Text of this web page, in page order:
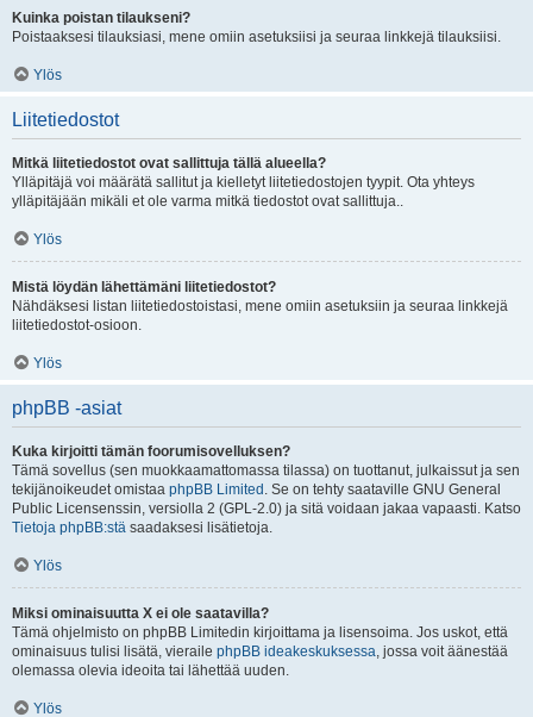
Kuinka poistan tilaukseni?
Poistaaksesi tilauksiasi, mene omiin asetuksiisi ja seuraa linkkejä tilauksiisi.
Ylös
Liitetiedostot
Mitkä liitetiedostot ovat sallittuja tällä alueella?
Ylläpitäjä voi määrätä sallitut ja kielletyt liitetiedostojen tyypit. Ota yhteys
ylläpitäjään mikäli et ole varma mitkä tiedostot ovat sallittuja..
Ylös
Mistä löydän lähettämäni liitetiedostot?
Nähdäksesi listan liitetiedostoistasi, mene omiin asetuksiin ja seuraa linkkejä
liitetiedostot-osioon.
Ylös
phpBB -asiat
Kuka kirjoitti tämän foorumisovelluksen?
Tämä sovellus (sen muokkaamattomassa tilassa) on tuottanut, julkaissut ja sen
tekijänoikeudet omistaa phpBB Limited . Se on tehty saataville GNU General
Public Licensenssin, versiolla 2 (GPL-2.0) ja sitä voidaan jakaa vapaasti. Katso
Tietoja phpBB:stä saadaksesi lisätietoja.
Ylös
Miksi ominaisuutta X ei ole saatavilla?
Tämä ohjelmisto on phpBB Limitedin kirjoittama ja lisensoima. Jos uskot, että
ominaisuus tulisi lisätä, vieraile phpBB ideakeskuksessa, jossa voit äänestää
olemassa olevia ideoita tai lähettää uuden.
Ylös